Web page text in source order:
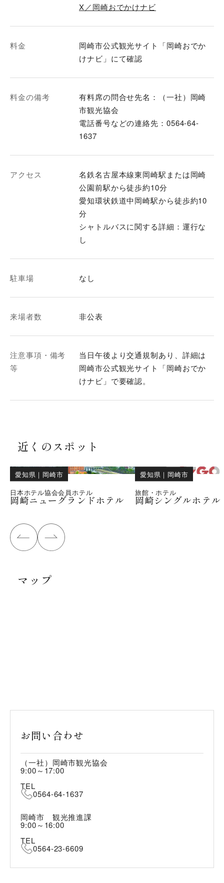
X／岡崎おでかけナビ
料金
岡崎市公式観光サイト「岡崎おでか
けナビ」にて確認
料金の備考
有料席の問合せ先名：（一社）岡崎
市観光協会
電話番号などの連絡先：0564-64-
1637
アクセス
名鉄名古屋本線東岡崎駅または岡崎
公園前駅から徒歩約10分
愛知環状鉄道中岡崎駅から徒歩約10
分
シャトルバスに関する詳細：運行な
し
駐車場 なし
来場者数 非公表
注意事項・備考
等
当日午後より交通規制あり、詳細は
岡崎市公式観光サイト「岡崎おでか
けナビ」で要確認。
近くのスポット
愛知県 ｜ 岡崎市
日本ホテル協会会員ホテル
岡崎ニューグランドホテル
愛知県 ｜ 岡崎市
旅館・ホテル
岡崎シングルホテル
マップ
お問い合わせ
（一社）岡崎市観光協会
9:00～17:00
TEL
0564-64-1637
岡崎市 観光推進課
9:00～16:00
TEL
0564-23-6609